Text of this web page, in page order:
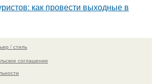
как провести выходные в
/ стиль
соглашение